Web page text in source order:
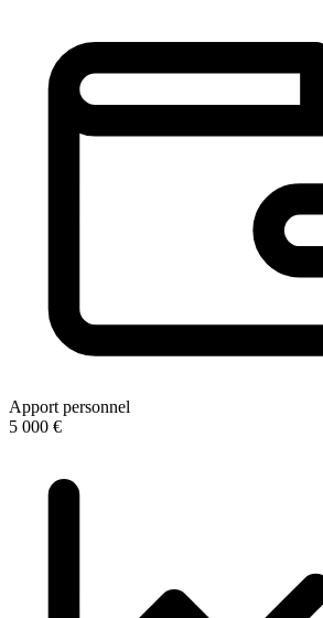
Apport personnel
5 000 €